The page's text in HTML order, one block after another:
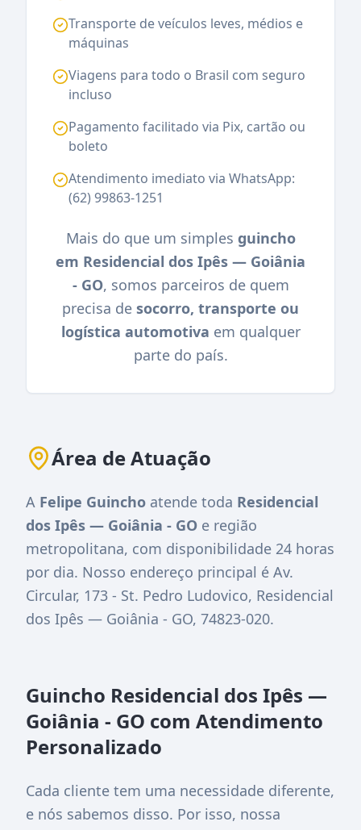
Transporte de veículos leves, médios e
máquinas
Viagens para todo o Brasil com seguro
incluso
Pagamento facilitado via Pix, cartão ou
boleto
Atendimento imediato via WhatsApp:
(62) 99863-1251
Mais do que um simples guincho
em Residencial dos Ipês — Goiânia
- GO, somos parceiros de quem
precisa de socorro, transporte ou
logística automotiva em qualquer
parte do país.
Área de Atuação
A Felipe Guincho atende toda Residencial
dos Ipês — Goiânia - GO e região
metropolitana, com disponibilidade 24 horas
por dia. Nosso endereço principal é Av.
Circular, 173 - St. Pedro Ludovico, Residencial
dos Ipês — Goiânia - GO, 74823-020.
Guincho Residencial dos Ipês —
Goiânia - GO com Atendimento
Personalizado
Cada cliente tem uma necessidade diferente,
e nós sabemos disso. Por isso, nossa